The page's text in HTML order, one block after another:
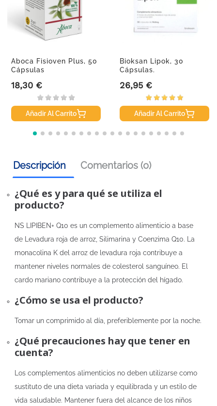
Aboca Fisioven Plus, 50
Cápsulas
Precio
18,30 €
Añadir Al Carrito
Bioksan Lipok, 30
Cápsulas.
Precio
26,95 €
Añadir Al Carrito
Descripción Comentarios (0)
¿Qué es y para qué se utiliza el
producto?
NS LIPIBEN+ Q10 es un complemento alimenticio a base
de Levadura roja de arroz, Silimarina y Coenzima Q10. La
monacolina K del arroz de levadura roja contribuye a
mantener niveles normales de colesterol sanguíneo. El
cardo mariano contribuye a la protección del hígado.
¿Cómo se usa el producto?
Tomar un comprimido al día, preferiblemente por la noche.
¿Qué precauciones hay que tener en
cuenta?
Los complementos alimenticios no deben utilizarse como
sustituto de una dieta variada y equilibrada y un estilo de
vida saludable. Mantener fuera del alcance de los niños